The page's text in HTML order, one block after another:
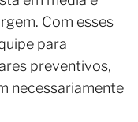
Com esses
para
preventivos,
necessariamente